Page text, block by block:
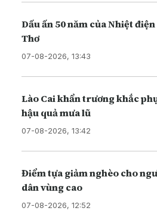
Dấu ấn 50 năm của Nhiệt điện
Thơ
07-08-2026, 13:43
Lào Cai khẩn trương khắc
hậu quả mưa lũ
07-08-2026, 13:42
Điểm tựa giảm nghèo cho
dân vùng cao
07-08-2026, 12:52